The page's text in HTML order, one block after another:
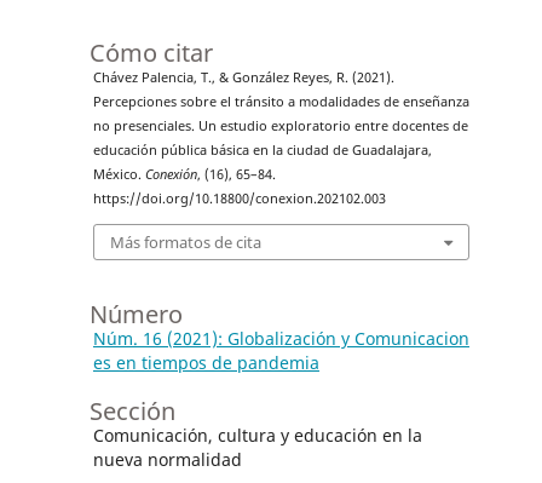
Cómo citar
Chávez Palencia, T., & González Reyes, R. (2021).
Percepciones sobre el tránsito a modalidades de enseñanza
no presenciales. Un estudio exploratorio entre docentes de
educación pública básica en la ciudad de Guadalajara,
México. Conexión, (16), 65–84.
https://doi.org/10.18800/conexion.202102.003
Más formatos de cita
Número
Núm. 16 (2021): Globalización y Comunicacion
es en tiempos de pandemia
Sección
Comunicación, cultura y educación en la
nueva normalidad